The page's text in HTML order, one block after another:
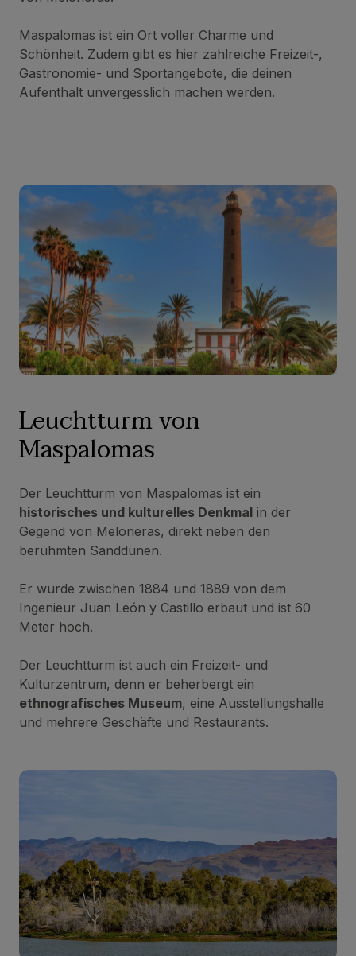
Maspalomas ist ein Ort voller Charme und
Schönheit. Zudem gibt es hier zahlreiche Freizeit-,
Gastronomie- und Sportangebote, die deinen
Aufenthalt unvergesslich machen werden.
Leuchtturm von
Maspalomas
Der Leuchtturm von Maspalomas ist ein
historisches und kulturelles Denkmal in der
Gegend von Meloneras, direkt neben den
berühmten Sanddünen.
Er wurde zwischen 1884 und 1889 von dem
Ingenieur Juan León y Castillo erbaut und ist 60
Meter hoch.
Der Leuchtturm ist auch ein Freizeit- und
Kulturzentrum, denn er beherbergt ein
ethnografisches Museum, eine Ausstellungshalle
und mehrere Geschäfte und Restaurants.